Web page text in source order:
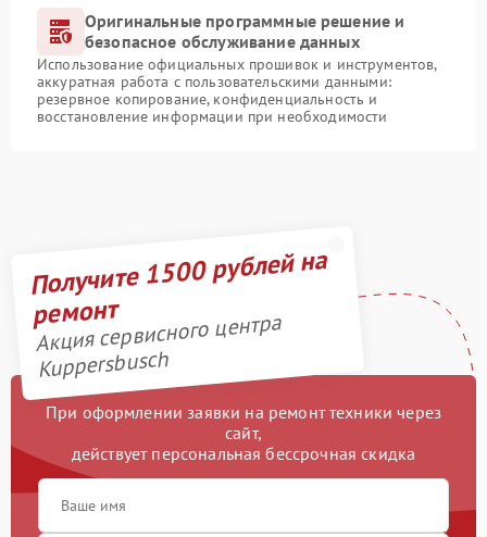
Оригинальные программные решение и
безопасное обслуживание данных
Использование официальных прошивок и инструментов,
аккуратная работа с пользовательскими данными:
резервное копирование, конфиденциальность и
восстановление информации при необходимости
Получите 1500 рублей на
ремонт
Акция сервисного центра
Kuppersbusch
При оформлении заявки на ремонт техники через
сайт,
действует персональная бессрочная скидка